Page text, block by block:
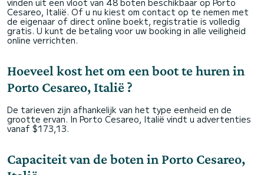
vinden uit een vloot van 48 boten beschikbaar op Porto
Cesareo, Italië. Of u nu kiest om contact op te nemen met
de eigenaar of direct online boekt, registratie is volledig
gratis. U kunt de betaling voor uw booking in alle veiligheid
online verrichten.
Hoeveel kost het om een boot te huren in
Porto Cesareo, Italië ?
De tarieven zijn afhankelijk van het type eenheid en de
grootte ervan. In Porto Cesareo, Italië vindt u advertenties
vanaf $173,13.
Capaciteit van de boten in Porto Cesareo,